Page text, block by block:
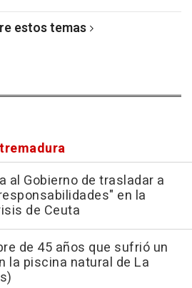
estos temas
al Gobierno de trasladar a
en la
de Ceuta
de 45 años que sufrió un
la piscina natural de La